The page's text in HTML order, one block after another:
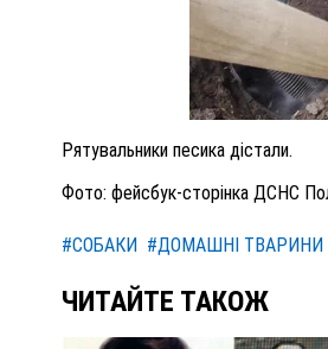
Рятувальники песика дістали.
Фото: фейсбук-сторінка ДСНС
#СОБАКИ #ДОМАШНІ ТВАРИНИ
ЧИТАЙТЕ ТАКОЖ